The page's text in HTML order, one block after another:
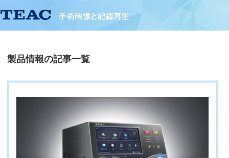
製品情報の記事一覧